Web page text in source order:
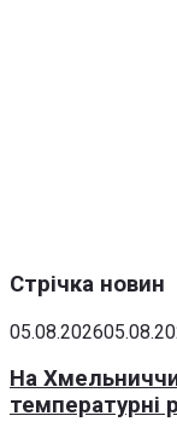
Стрічка новин
05.08.2026
На
температурні